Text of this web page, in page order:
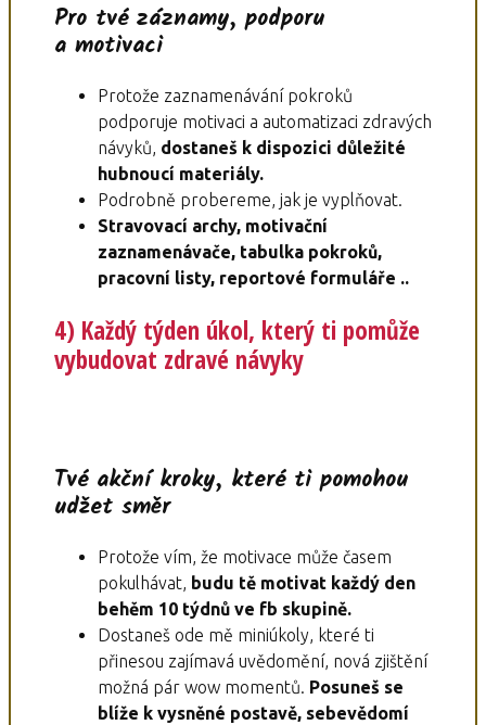
Pro tvé záznamy, podporu
a motivaci
Protože zaznamenávání pokroků
podporuje motivaci a automatizaci zdravých
návyků, dostaneš k dispozici důležité
hubnoucí materiály.
Podrobně probereme, jak je vyplňovat.
Stravovací archy, motivační
zaznamenávače, tabulka pokroků,
pracovní listy, reportové formuláře ..
4) Každý týden úkol, který ti pomůže
vybudovat zdravé návyky
Tvé akční kroky, které ti pomohou
udžet směr
Protože vím, že motivace může časem
pokulhávat, budu tě motivat každý den
behěm 10 týdnů ve fb skupině.
Dostaneš ode mě miniúkoly, které ti
přinesou zajímavá uvědomění, nová zjištění
možná pár wow momentů. Posuneš se
blíže k vysněné postavě, sebevědomí